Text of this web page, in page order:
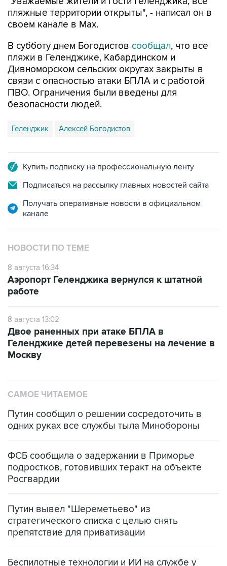
пляжные территории открыты", - написал он в
своем канале в Max.
В субботу днем Богодистов сообщал, что все
пляжи в Геленджике, Кабардинском и
Дивноморском сельских округах закрыты в
связи с опасностью атаки БПЛА и с работой
ПВО. Ограничения были введены для
безопасности людей.
Геленджик Алексей Богодистов
Купить подписку на профессиональную ленту
Подписаться на рассылку главных новостей сайта
Получать оперативные новости в официальном
канале
НОВОСТИ ПО ТЕМЕ
8 августа 16:34
Аэропорт Геленджика вернулся к штатной
работе
8 августа 13:02
Двое раненных при атаке БПЛА в
Геленджике детей перевезены на лечение в
Москву
САМОЕ ЧИТАЕМОЕ
Путин сообщил о решении сосредоточить в
одних руках все службы тыла Минобороны
ФСБ сообщила о задержании в Приморье
подростков, готовивших теракт на объекте
Росгвардии
Путин вывел "Шереметьево" из
стратегического списка с целью снять
препятствие для приватизации
Беспилотные технологии и ИИ на службе у